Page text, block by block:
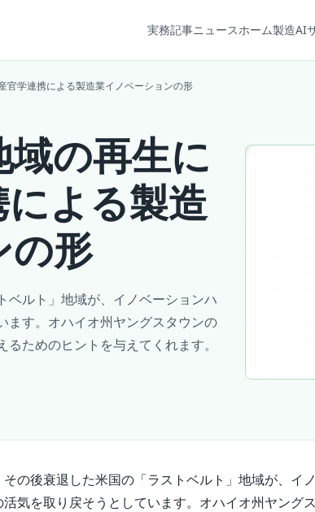
実務記事ニュースホーム製造AI
官学連携による製造業イノベーションの形
の再生に
よる製造
の形
ベルト」地域が、イノベーションハ
ます。オハイオ州ヤングスタウンの
ためのヒントを与えてくれます。
の後衰退した米国の「ラストベルト」地域が、イ
気を取り戻そうとしています。オハイオ州ヤングス